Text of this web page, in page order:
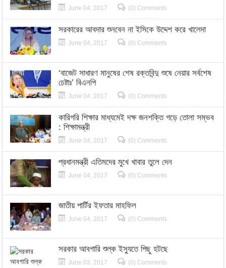
June 04, 2017 (0) Comments
সরকারের আবদার শুনবেন না ইসিকে উদ্দেশ করে খালেদা
June 04, 2017 (0) Comments
‘বাজেট সাধারণ মানুষের শেষ রক্তবিন্দু শুষে নেয়ার সর্বশেষ
চেষ্টাঃ’ বিএনপি
June 04, 2017 (0) Comments
কারিগরি শিক্ষার মাধ্যমেই দক্ষ জনশক্তি গড়ে তোলা সম্ভব
: শিক্ষামন্ত্রী
June 04, 2017 (0) Comments
প্রধানমন্ত্রী এতিমদের মুখে খাবার তুলে দেন
June 04, 2017 (0) Comments
জাতীয় পার্টির ইফতার মাহফিল
June 04, 2017 (0) Comments
সরকার আবগারি শুল্ক ইস্যুতে পিছু হটছে
June 03, 2017 (0) Comments